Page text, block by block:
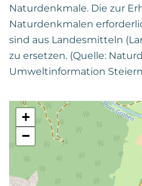
Naturdenkmale. Die zur
Naturdenkmalen
sind aus Landesmitteln
zu ersetzen. (Quelle:
Umweltinformation
+
−